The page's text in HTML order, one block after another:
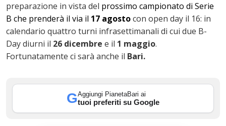
preparazione in vista del prossimo campionato di Serie
B che prenderà il via il 17 agostocon open day il 16: in
calendario quattro turni infrasettimanali di cui due B-
Day diurni il 26 dicembre e il 1 maggio.
Fortunatamente ci sarà anche il Bari.
GAggiungi PianetaBari ai
tuoi preferiti su Google